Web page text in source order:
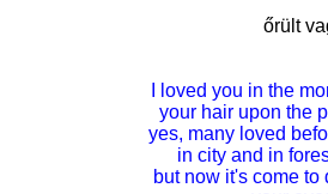
őrült
I loved you in the
your hair upon the
yes, many loved
in city and in
but now it's come to